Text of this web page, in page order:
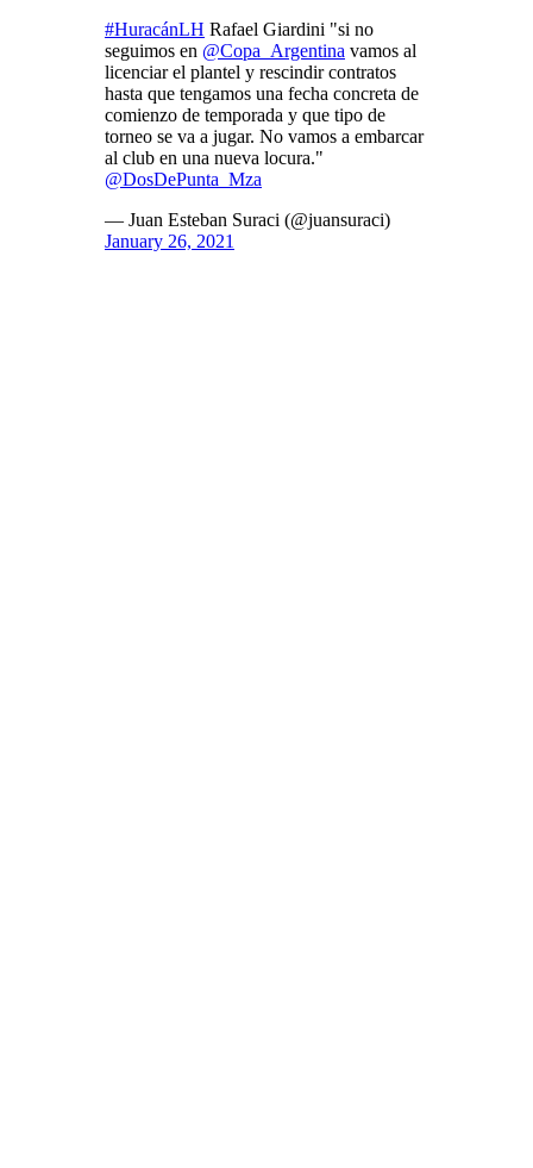
#HuracánLH Rafael Giardini "si no
seguimos en @Copa_Argentina vamos al
licenciar el plantel y rescindir contratos
hasta que tengamos una fecha concreta de
comienzo de temporada y que tipo de
torneo se va a jugar. No vamos a embarcar
al club en una nueva locura."
@DosDePunta_Mza
— Juan Esteban Suraci (@juansuraci)
January 26, 2021